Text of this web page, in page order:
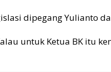
dipegang Yulianto
untuk Ketua BK itu